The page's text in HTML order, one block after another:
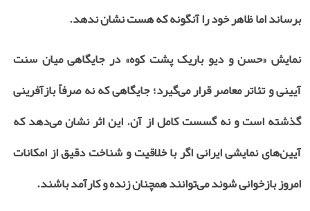
برساند اما ظاهر خود را آنگونه که هست نشان ندهد.
نمایش «حسن و دیو باریک پشت کوه» در جایگاهی میان سنت
آیینی و تئاتر معاصر قرار می‌گیرد؛ جایگاهی که نه صرفاً بازآفرینی
گذشته است و نه گسست کامل از آن. این اثر نشان می‌دهد که
آیین‌های نمایشی ایرانی اگر با خلاقیت و شناخت دقیق از امکانات
امروز بازخوانی شوند می‌توانند همچنان زنده و کارآمد باشند.